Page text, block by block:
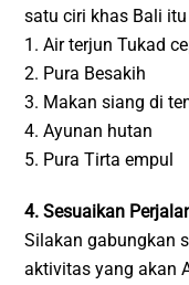
satu ciri khas Bali
1. Air terjun Tukad
2. Pura Besakih
3. Makan siang di
4. Ayunan hutan
5. Pura Tirta empul
4. Sesuaikan
Silakan gabungkan
aktivitas yang akan